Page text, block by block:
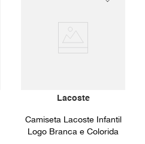
Lacoste
Camiseta Lacoste Infantil
Logo Branca e Colorida